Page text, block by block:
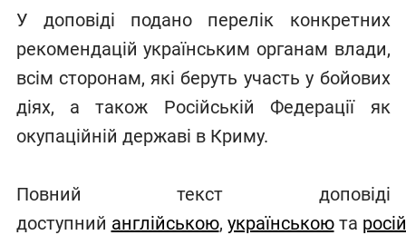
У доповіді подано перелік конкретних
рекомендацій українським органам влади,
всім сторонам, які беруть участь у бойових
діях, а також Російській Федерації як
окупаційній державі в Криму.
Повний текст доповіді
доступний англійською, українськоюта